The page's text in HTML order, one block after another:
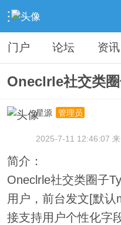
› 分类信息 › 源码模板 ›
门户 论坛 资讯
Oneclrle社交类
星源
管理员
2025-7-11 12:46:07 来
简介：
Oneclrle社交类圈子
用户，前台发文[默
接支持用户个性化字